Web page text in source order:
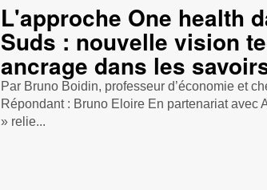
L'approche One health
Suds : nouvelle vision
ancrage dans les
Par Bruno Boidin, professeur d’économie et
Répondant : Bruno Eloire En partenariat avec
» relie...